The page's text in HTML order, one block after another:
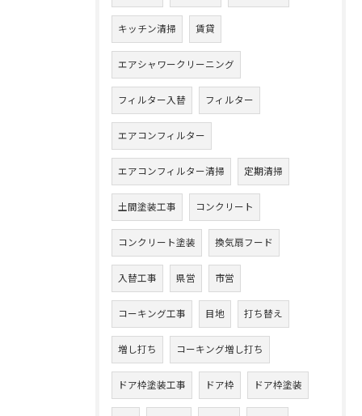
キッチン清掃 賃貸
エアシャワークリーニング
フィルター入替 フィルター
エアコンフィルター
エアコンフィルター清掃 定期清掃
土間塗装工事 コンクリート
コンクリート塗装 換気扇フード
入替工事 県営 市営
コーキング工事 目地 打ち替え
増し打ち コーキング増し打ち
ドア枠塗装工事 ドア枠 ドア枠塗装